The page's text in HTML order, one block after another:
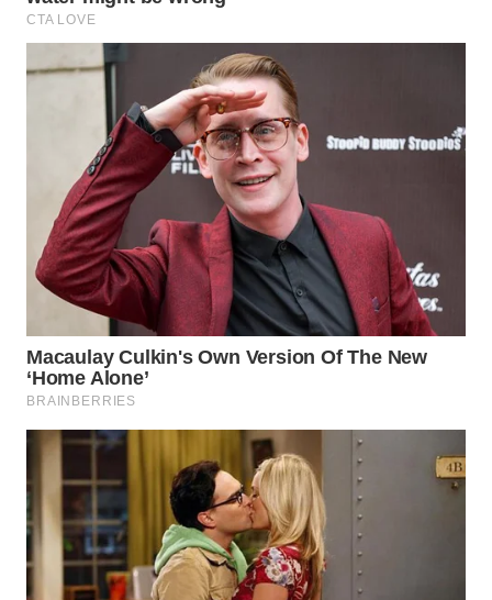
WN
WAHANA
NEWS
TANI
WAHANA
ADVOKAT
WAHANA
INFRASTRUKTUR
WAHANA